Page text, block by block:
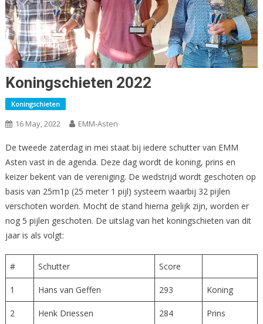
Koningschieten 2022
Koningschieten
16 May, 2022 EMM-Asten
De tweede zaterdag in mei staat bij iedere schutter van EMM
Asten vast in de agenda. Deze dag wordt de koning, prins en
keizer bekent van de vereniging. De wedstrijd wordt geschoten op
basis van 25m1p (25 meter 1 pijl) systeem waarbij 32 pijlen
verschoten worden. Mocht de stand hierna gelijk zijn, worden er
nog 5 pijlen geschoten. De uitslag van het koningschieten van dit
jaar is als volgt:
# Schutter Score
1 Hans van Geffen 293 Koning
2 Henk Driessen 284 Prins